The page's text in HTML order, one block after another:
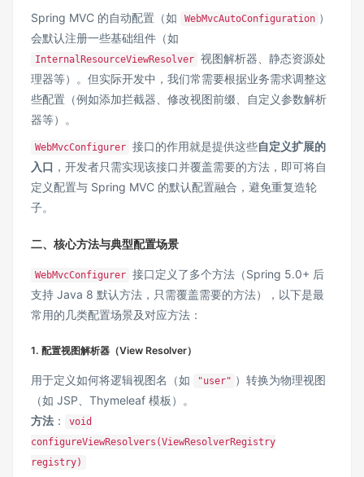
Spring MVC 的自动配置（如 WebMvcAutoConfiguration ）
会默认注册一些基础组件（如
InternalResourceViewResolver 视图解析器、静态资源处
理器等）。但实际开发中，我们常需要根据业务需求调整这
些配置（例如添加拦截器、修改视图前缀、自定义参数解析
器等）。
WebMvcConfigurer 接口的作用就是提供这些​​自定义扩展的
入口​ ​，开发者只需实现该接口并覆盖需要的方法，即可将自
定义配置与 Spring MVC 的默认配置融合，避免重复造轮
子。
二、核心方法与典型配置场景
WebMvcConfigurer 接口定义了多个方法（Spring 5.0+ 后
支持 Java 8 默认方法，只需覆盖需要的方法），以下是最
常用的几类配置场景及对应方法：
1. ​ ​配置视图解析器（View Resolver）​
用于定义如何将逻辑视图名（如 "user" ）转换为物理视图
（如 JSP、Thymeleaf 模板）。
​方法​ ​：
void
configureViewResolvers(ViewResolverRegistry
registry)